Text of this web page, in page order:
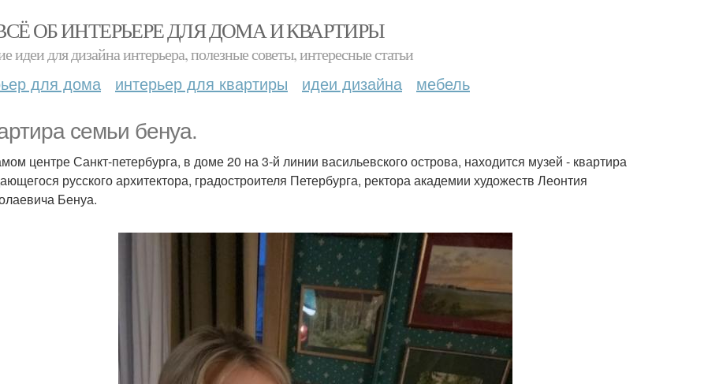
ОБ ИНТЕРЬЕРЕ ДЛЯ ДОМА И КВАРТИРЫ
идеи для дизайна интерьера, полезные советы, интересные статьи
для дома интерьер для квартиры идеи дизайна мебель
семьи бенуа.
центре Санкт-петербурга, в доме 20 на 3-й линии васильевского острова, находится музей - квартира
русского архитектора, градостроителя Петербурга, ректора академии художеств Леонтия
Бенуа.